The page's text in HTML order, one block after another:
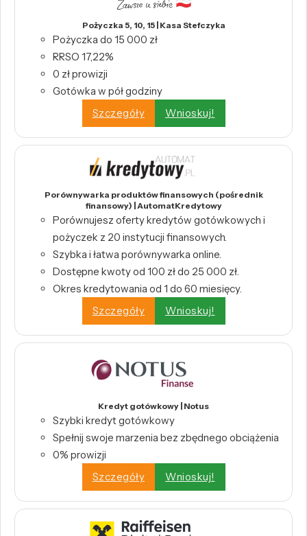
Pożyczka 5, 10, 15 | Kasa Stefczyka
Pożyczka do 15 000 zł
RRSO 17,22%
0 zł prowizji
Gotówka w pół godziny
Szczegóły
Wnioskuj!
Porównywarka produktów finansowych (pośrednik
finansowy) | AutomatKredytowy
Porównujesz oferty kredytów gotówkowych i
pożyczek z 20 instytucji finansowych.
Szybka i łatwa porównywarka online.
Dostępne kwoty od 100 zł do 25 000 zł.
Okres kredytowania od 1 do 60 miesięcy.
Szczegóły
Wnioskuj!
Kredyt gotówkowy | Notus
Szybki kredyt gotówkowy
Spełnij swoje marzenia bez zbędnego obciążenia
0% prowizji
Szczegóły
Wnioskuj!